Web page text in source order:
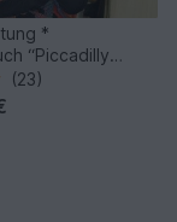
*
“Piccadilly
(23)